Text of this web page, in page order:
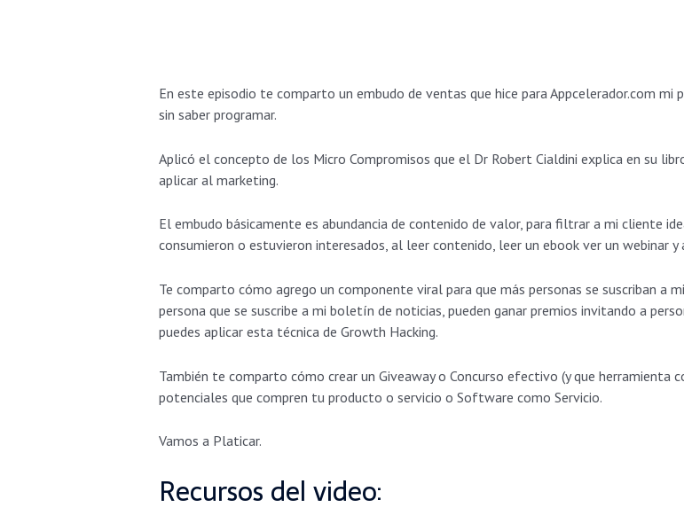
En este episodio te comparto un embudo de ventas que hice para Appcelerador.com
sin saber programar.
Aplicó el concepto de los Micro Compromisos que el Dr Robert Cialdini explica en su
aplicar al marketing.
El embudo básicamente es abundancia de contenido de valor, para filtrar a mi cliente
consumieron o estuvieron interesados, al leer contenido, leer un ebook ver un webinar
Te comparto cómo agrego un componente viral para que más personas se suscriban a
persona que se suscribe a mi boletín de noticias, pueden ganar premios invitando a
puedes aplicar esta técnica de Growth Hacking.
También te comparto cómo crear un Giveaway o Concurso efectivo (y que herramienta
potenciales que compren tu producto o servicio o Software como Servicio.
Vamos a Platicar.
Recursos del video: